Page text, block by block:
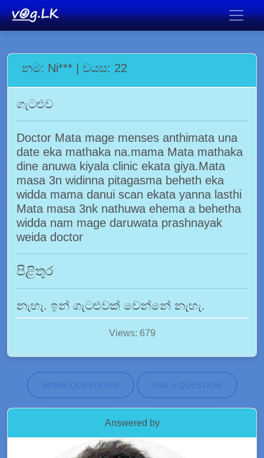
නම: Ni*** | වයස: 22
ගැටළුව
Doctor Mata mage menses anthimata una
date eka mathaka na.mama Mata mathaka
dine anuwa kiyala clinic ekata giya.Mata
masa 3n widinna pitagasma beheth eka
widda mama danui scan ekata yanna lasthi
Mata masa 3nk nathuwa ehema a behetha
widda nam mage daruwata prashnayak
weida doctor
පිළිතුර
නැහැ. ඉන් ගැටළුවක් වෙන්නේ නැහැ.
Views: 679
MORE QUESTIONS ASK A QUESTION
Answered by